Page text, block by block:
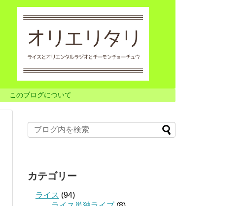
このブログについて
カテゴリー
ライス (94)